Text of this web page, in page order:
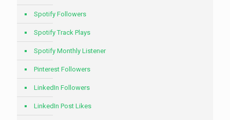
Spotify Followers
Spotify Track Plays
Spotify Monthly Listener
Pinterest Followers
LinkedIn Followers
LinkedIn Post Likes